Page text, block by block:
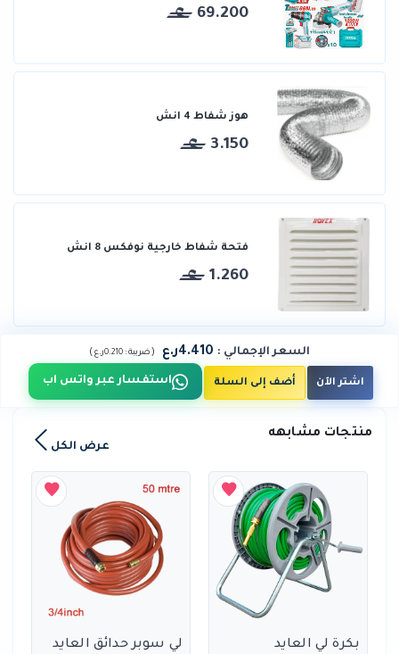
69.200
هوز شفاط 4 انش
3.150
فتحة شفاط خارجية نوفكس 8 انش
1.260
السعر الإجمالي : 4.410ر.ع (ضريبة : 0.210ر.ع )
اشتر الآن أضف إلى السلة استفسار عبر واتس اب
منتجات مشابهه
عرض الكل
بكرة لي العايد
لي سوبر حدائق العايد